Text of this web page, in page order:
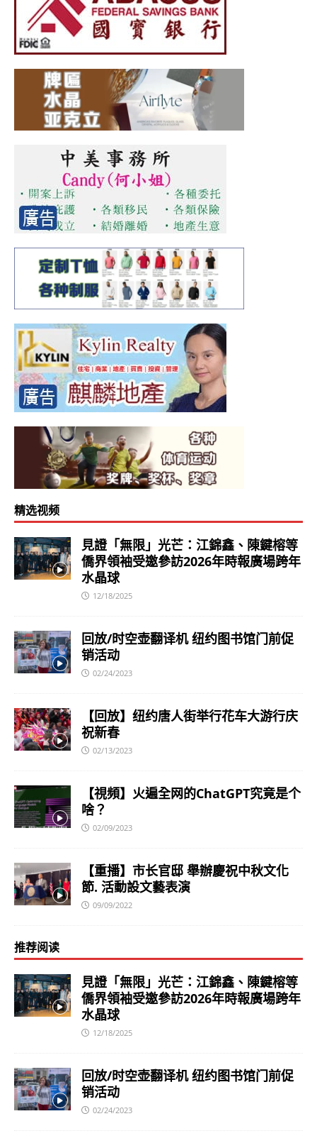
精选视频
見證「無限」光芒：江錦鑫、陳鍵榕等
僑界領袖受邀參訪2026年時報廣場跨年
水晶球
12/18/2025
回放/时空壶翻译机 纽约图书馆门前促
销活动
02/24/2023
【回放】纽约唐人街举行花车大游行庆
祝新春
02/13/2023
【視頻】火遍全网的ChatGPT究竟是个
啥？
02/09/2023
【重播】市长官邸 舉辦慶祝中秋文化
節. 活動設文藝表演
09/09/2022
推荐阅读
見證「無限」光芒：江錦鑫、陳鍵榕等
僑界領袖受邀參訪2026年時報廣場跨年
水晶球
12/18/2025
回放/时空壶翻译机 纽约图书馆门前促
销活动
02/24/2023